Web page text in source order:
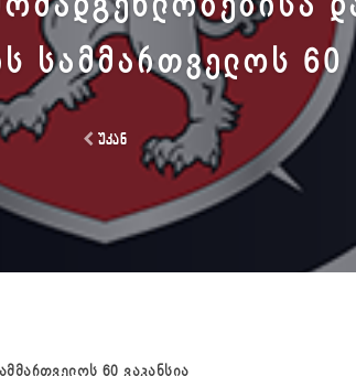
ᲡᲐᲛᲛᲐᲠᲗᲕᲔᲚᲝᲡ 60
უკან
60ვაკანსია